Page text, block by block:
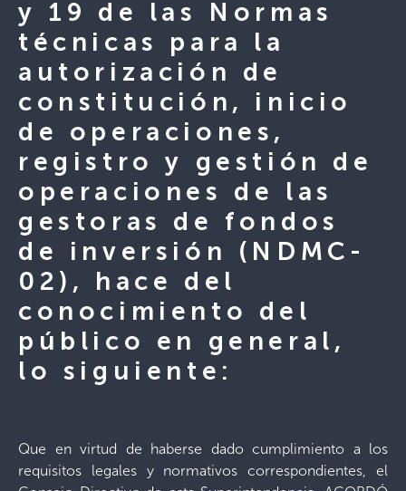
y 19 de las Normas
técnicas para la
autorización de
constitución, inicio
de operaciones,
registro y gestión de
operaciones de las
gestoras de fondos
de inversión (NDMC-
02), hace del
conocimiento del
público en general,
lo siguiente:
Que en virtud de haberse dado cumplimiento a los
requisitos legales y normativos correspondientes, el